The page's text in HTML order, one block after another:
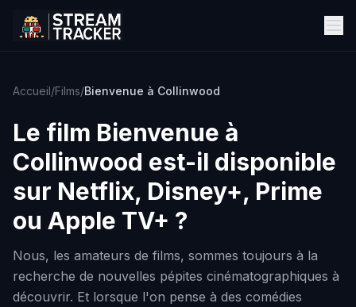
Accueil/Films/Bienvenue à Collinwood
Le film Bienvenue à
Collinwood est-il disponible
sur Netflix, Disney+, Prime
ou Apple TV+ ?
Nous, les amateurs de films, sommes toujours à la
recherche de nouvelles pépites cinématographiques à
découvrir. Et lorsque l'on pense à des comédies